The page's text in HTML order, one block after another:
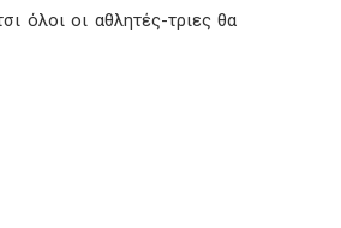
όλοι οι αθλητές-τριες θα